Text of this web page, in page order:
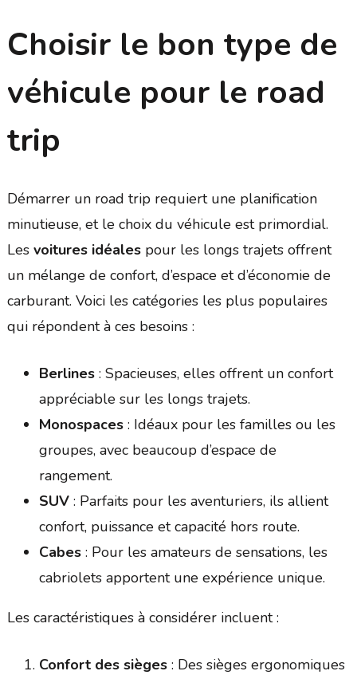
Choisir le bon type de
véhicule pour le road
trip
Démarrer un road trip requiert une planification
minutieuse, et le choix du véhicule est primordial.
Les voitures idéalespour les longs trajets offrent
un mélange de confort, d’espace et d’économie de
carburant. Voici les catégories les plus populaires
qui répondent à ces besoins :
Berlines: Spacieuses, elles offrent un confort
appréciable sur les longs trajets.
Monospaces: Idéaux pour les familles ou les
groupes, avec beaucoup d’espace de
rangement.
SUV: Parfaits pour les aventuriers, ils allient
confort, puissance et capacité hors route.
Cabes: Pour les amateurs de sensations, les
cabriolets apportent une expérience unique.
Les caractéristiques à considérer incluent :
Confort des sièges: Des sièges ergonomiques